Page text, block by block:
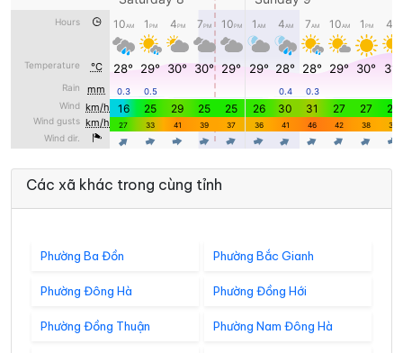
Các xã khác trong cùng tỉnh
Phường Ba Đồn Phường Bắc Gianh
Phường Đông Hà Phường Đồng Hới
Phường Đồng Thuận Phường Nam Đông Hà